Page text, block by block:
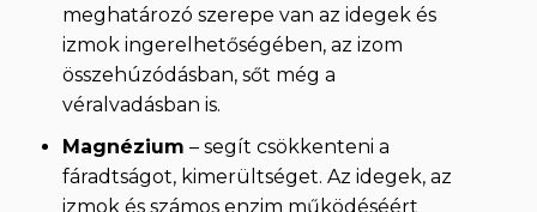
meghatározó szerepe van az idegek és
izmok ingerelhetőségében, az izom
összehúzódásban, sőt még a
véralvadásban is.
Magnézium – segít csökkenteni a
fáradtságot, kimerültséget. Az idegek, az
izmok és számos enzim működéséért